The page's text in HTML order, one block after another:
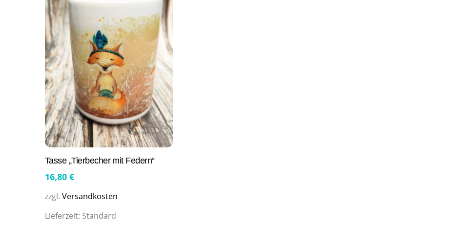
Tasse „Tierbecher mit Federn“
16,80 €
zzgl. Versandkosten
Lieferzeit: Standard